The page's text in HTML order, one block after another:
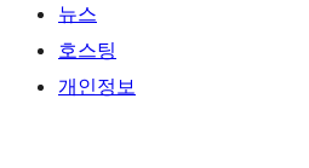
뉴스
호스팅
개인정보